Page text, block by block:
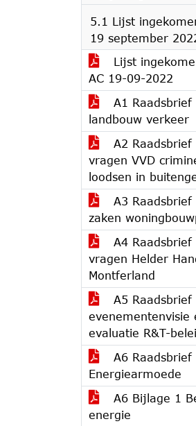
5.1 Lijst
19 september
Lijst
AC 19-09-2022
A1 Raadsbrief
landbouw verkeer
A2
vragen VVD
loodsen in
A3 Raadsbrief
zaken
A4
vragen Helder
Montferland
A5 Raadsbrief
evenementenvisie
evaluatie R&T-
A6 Raadsbrief
Energiearmoede
A6 Bijlage 1
energie